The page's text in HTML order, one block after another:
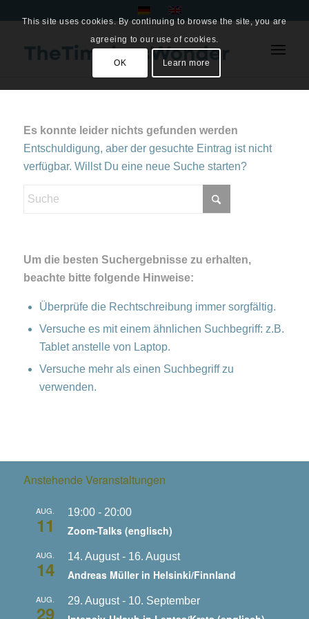
Es konnte leider nichts gefunden werden
Entschuldigung, aber der gesuchte Eintrag ist nicht
verfügbar. Willst Du eine neue Suche starten?
Um die besten Suchergebnisse zu erhalten,
beachte bitte folgende Hinweise:
Überprüfe die Rechtschreibung immer sorgfältig.
Versuche es mit einem ähnlichen Suchbegriff: z.B.
Tablet anstelle von Laptop.
Versuche mehr als einen Suchbegriff zu
verwenden.
Anstehende Veranstaltungen
AUG.
11
19:00- 20:00
Zoom-Talks (englisch)
AUG.
14
14. August- 16. August
Andreas Müller in Helsinki/Finnland
AUG.
29
29. August- 10. September
This site uses cookies. By continuing to browse the site, you are
agreeing to our use of cookies.
OK Learn more